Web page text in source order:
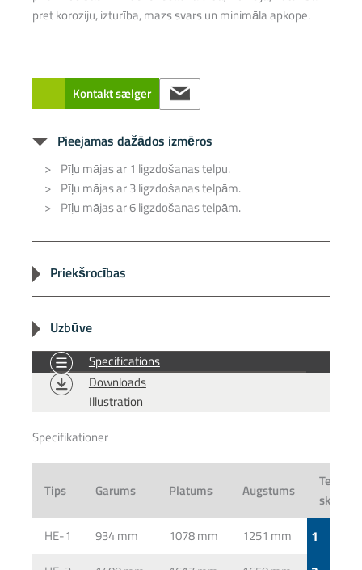
pret koroziju, izturība, mazs svars un minimāla apkope.
Kontakt sælger
Pieejamas dažādos izmēros
Pīļu mājas ar 1 ligzdošanas telpu.
Pīļu mājas ar 3 ligzdošanas telpām.
Pīļu mājas ar 6 ligzdošanas telpām.
Priekšrocības
ūdensputniem.
Ūdensnecaurlaidīga un izolējoša konstrukcija.
Ilgs dzīves cikls un minimāla apkope.
Uzbūve
Ekskluzīva dizaina peldošas pīļu mājas.
Atsevišķa ieeja katrā ligzdošanas telpā.
Izgatavotas no kompozītmateriāliem.
Specifications
Downloads
Illustration
Specifikationer
Tips Garums Platums Augstums
Telpu
skaits
HE-1
934 mm 1078 mm 1251 mm 1